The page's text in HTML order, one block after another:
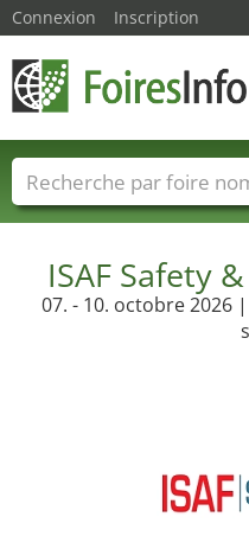
ISAF Safety
07. - 10. octobre 2026
Connexion Inscription
Foire noms Pays